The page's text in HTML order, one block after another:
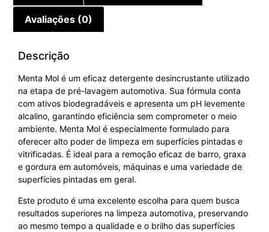
Avaliações (0)
Descrição
Menta Mol é um eficaz detergente desincrustante utilizado
na etapa de pré-lavagem automotiva. Sua fórmula conta
com ativos biodegradáveis e apresenta um pH levemente
alcalino, garantindo eficiência sem comprometer o meio
ambiente. Menta Mol é especialmente formulado para
oferecer alto poder de limpeza em superfícies pintadas e
vitrificadas. É ideal para a remoção eficaz de barro, graxa
e gordura em automóveis, máquinas e uma variedade de
superfícies pintadas em geral.
Este produto é uma excelente escolha para quem busca
resultados superiores na limpeza automotiva, preservando
ao mesmo tempo a qualidade e o brilho das superfícies